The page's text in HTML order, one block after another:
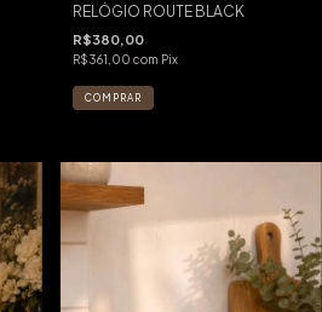
RELÓGIO ROUTE BLACK
R$380,00
R$361,00 com Pix